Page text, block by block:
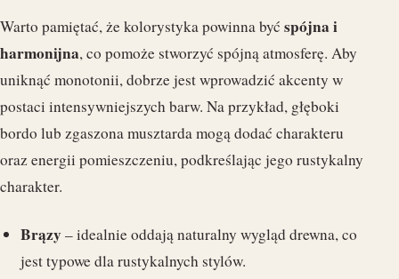
Warto pamiętać, że kolorystyka powinna być spójna i
harmonijna, co pomoże stworzyć spójną atmosferę. Aby
uniknąć monotonii, dobrze jest wprowadzić akcenty w
postaci intensywniejszych barw. Na przykład, głęboki
bordo lub zgaszona musztarda mogą dodać charakteru
oraz energii pomieszczeniu, podkreślając jego rustykalny
charakter.
Brązy– idealnie oddają naturalny wygląd drewna, co
jest typowe dla rustykalnych stylów.